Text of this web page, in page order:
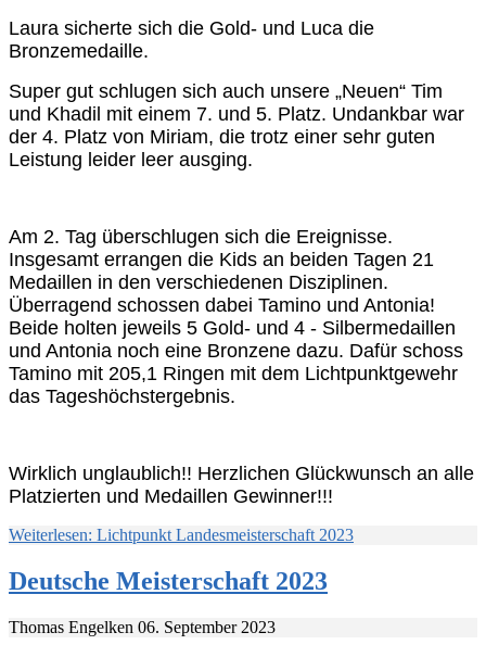
Laura sicherte sich die Gold- und Luca die
Bronzemedaille.
Super gut schlugen sich auch unsere „Neuen“ Tim
und Khadil mit einem 7. und 5. Platz. Undankbar war
der 4. Platz von Miriam, die trotz einer sehr guten
Leistung leider leer ausging.
Am 2. Tag überschlugen sich die Ereignisse.
Insgesamt errangen die Kids an beiden Tagen 21
Medaillen in den verschiedenen Disziplinen.
Überragend schossen dabei Tamino und Antonia!
Beide holten jeweils 5 Gold- und 4 - Silbermedaillen
und Antonia noch eine Bronzene dazu. Dafür schoss
Tamino mit 205,1 Ringen mit dem Lichtpunktgewehr
das Tageshöchstergebnis.
Wirklich unglaublich!! Herzlichen Glückwunsch an alle
Platzierten und Medaillen Gewinner!!!
Weiterlesen: Lichtpunkt Landesmeisterschaft 2023
Deutsche Meisterschaft 2023
Thomas Engelken 06. September 2023